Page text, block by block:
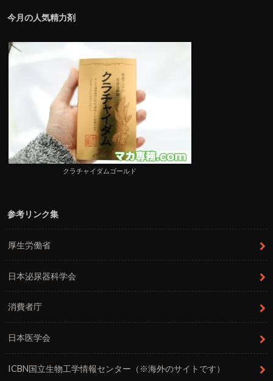
今月の人気精力剤
クラチャイダムゴールド
参考リンク集
厚生労働省
日本泌尿器科学会
消費者庁
日本医学会
ICBN国立生物工学情報センター（※海外のサイトです）